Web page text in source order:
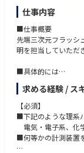
仕事内容
■仕事概要
先端三次元フラッシ
明を担当していただ
■具体的には
テスターを用いた電
込みを行い、物理的
・テスターを用いた
・物理解析から不良
・特定された不良原
改善提案
求める経験 / ス
【必須】
■下記のような理系
電気・電子系、化
■何等かの計測装置